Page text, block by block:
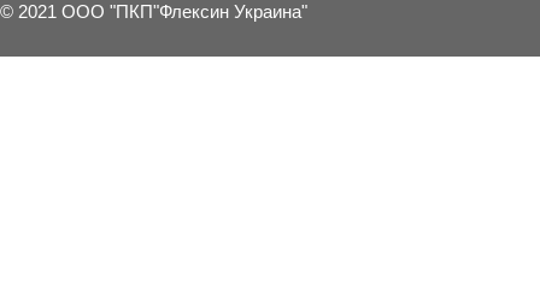
© 2021 ООО "ПКП"Флексин Украина"